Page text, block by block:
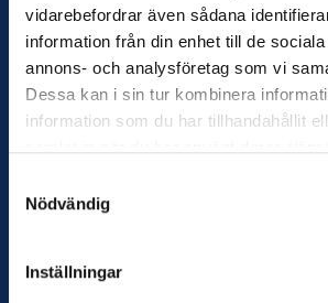
vidarebefordrar även sådana
information från din enhet till de
annons- och analysföretag som vi
Dessa kan i sin tur kombinera
information som du har tillhandahållit
Nödvändig
Inställningar
Innehåll
Utbildningar
Besök oss
Sport
In English